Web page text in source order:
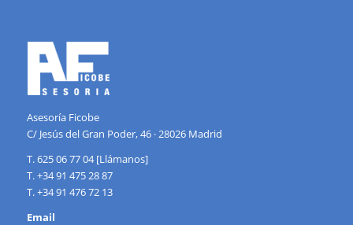
Asesoría Ficobe
C/ Jesús del Gran Poder, 46 · 28026 Madrid
T. 625 06 77 04 [Llámanos]
T. +34 91 475 28 87
T. +34 91 476 72 13
Email